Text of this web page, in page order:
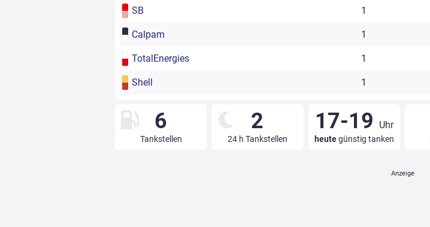
SB 1
Calpam 1
TotalEnergies 1
Shell 1
6
Tankstellen
2
24 h Tankstellen
17-19 Uhr
heutegünstig tanken